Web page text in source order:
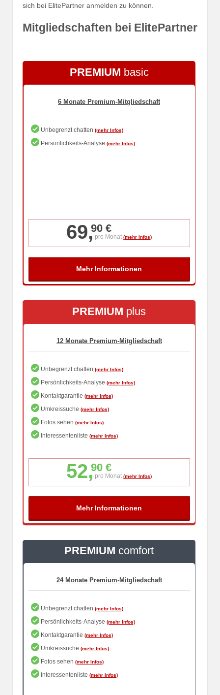
sich bei ElitePartner anmelden zu können.
Mitgliedschaften bei ElitePartner
PREMIUM basic
Unbegrenzt chatten
Persönlichkeits-Analyse
69,90 €
pro Monat
PREMIUM plus
Unbegrenzt chatten
Persönlichkeits-Analyse
Kontaktgarantie
Umkreissuche
Fotos sehen
Interessentenliste
52,90 €
pro Monat
PREMIUM comfort
Unbegrenzt chatten
Persönlichkeits-Analyse
Kontaktgarantie
Umkreissuche
Fotos sehen
Interessentenliste